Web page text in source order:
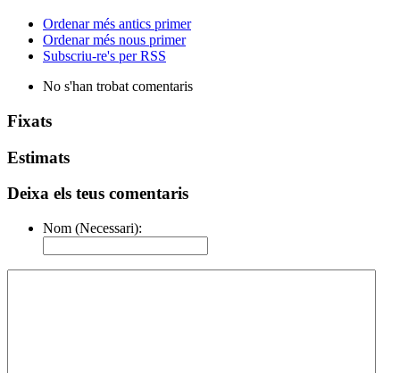
Ordenar més antics primer
Ordenar més nous primer
Subscriu-re's per RSS
No s'han trobat comentaris
Fixats
Estimats
Deixa els teus comentaris
Nom (Necessari):